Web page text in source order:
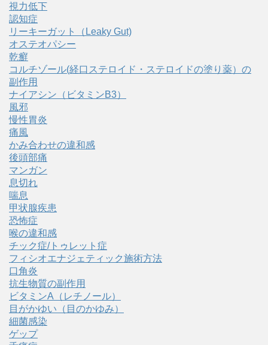
視力低下
認知症
リーキーガット（Leaky Gut)
オステオパシー
乾癬
コルチゾール(経口ステロイド・ステロイドの塗り薬）の
副作用
ナイアシン（ビタミンB3）
風邪
慢性胃炎
痛風
かみ合わせの違和感
後頭部痛
マンガン
息切れ
喘息
甲状腺疾患
恐怖症
喉の違和感
チック症/トゥレット症
フィシオエナジェティック施術方法
口角炎
抗生物質の副作用
ビタミンA（レチノール）
目がかゆい（目のかゆみ）
細菌感染
ゲップ